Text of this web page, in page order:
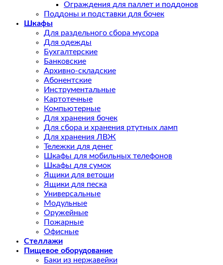
Ограждения для паллет и поддонов
Поддоны и подставки для бочек
Шкафы
Для раздельного сбора мусора
Для одежды
Бухгалтерские
Банковские
Архивно-складские
Абонентские
Инструментальные
Картотечные
Компьютерные
Для хранения бочек
Для сбора и хранения ртутных ламп
Для хранения ЛВЖ
Тележки для денег
Шкафы для мобильных телефонов
Шкафы для сумок
Ящики для ветоши
Ящики для песка
Универсальные
Модульные
Оружейные
Пожарные
Офисные
Стеллажи
Пищевое оборудование
Баки из нержавейки